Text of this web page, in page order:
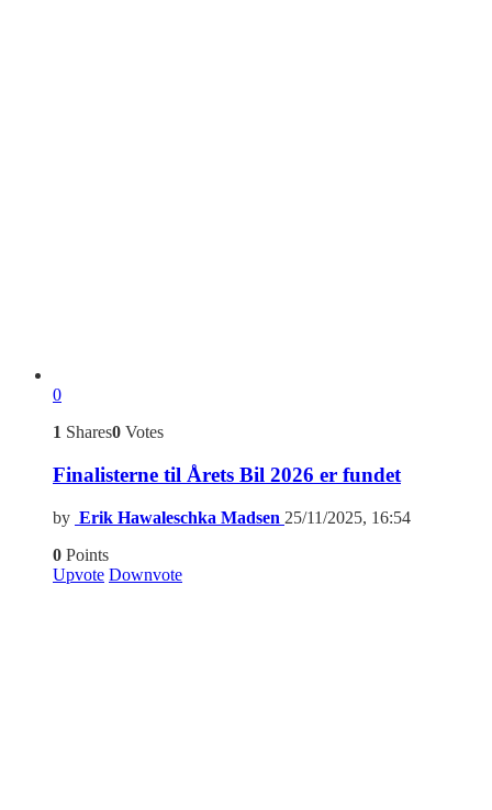
0
1 Shares0 Votes
Finalisterne til Årets Bil 2026 er fundet
by Erik Hawaleschka Madsen 25/11/2025, 16:54
0 Points
Upvote Downvote